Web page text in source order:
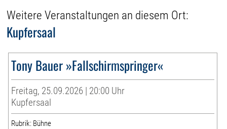
Weitere Veranstaltungen an diesem Ort:
Kupfersaal
Tony Bauer »Fallschirmspringer«
Freitag, 25.09.2026 | 20:00 Uhr
Kupfersaal
Rubrik: Bühne